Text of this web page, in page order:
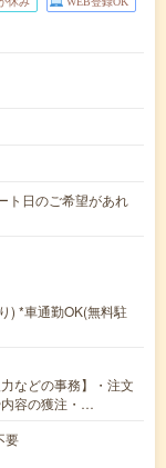
日のご希望があれ
) *車通勤OK(無料駐
などの事務】・注文
容の獲注・…
要